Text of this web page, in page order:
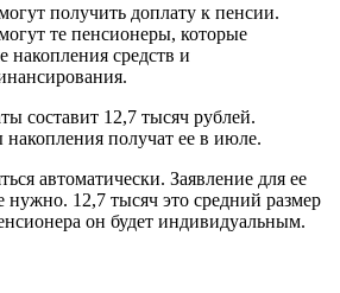
получить доплату к пенсии.
те пенсионеры, которые
накопления средств и
составит 12,7 тысяч рублей.
получат ее в июле.
автоматически. Заявление для ее
нужно. 12,7 тысяч это средний размер
он будет индивидуальным.